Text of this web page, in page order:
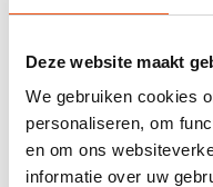
Deze website maakt
We gebruiken cookies
personaliseren, om
en om ons
informatie over uw
6. Lieferzeit
7. Design einreichen